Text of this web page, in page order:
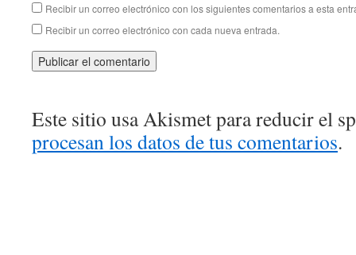
Recibir un correo electrónico con los siguientes comentarios a esta
Recibir un correo electrónico con cada nueva entrada.
Este sitio usa Akismet para reducir el
procesan los datos de tus comentarios.